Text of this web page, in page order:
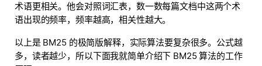
术语更相关。他会对照词汇表，数一数每篇文档中这两个术
语出现的频率，频率越高，相关性越大。
以上是 BM25 的极简版解释，实际算法要复杂很多。公式越
多，读者越少，所以下面我就简单介绍下 BM25 算法的工作